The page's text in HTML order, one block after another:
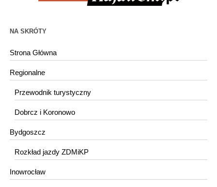
NA SKRÓTY
Strona Główna
Regionalne
Przewodnik turystyczny
Dobrcz i Koronowo
Bydgoszcz
Rozkład jazdy ZDMiKP
Inowrocław